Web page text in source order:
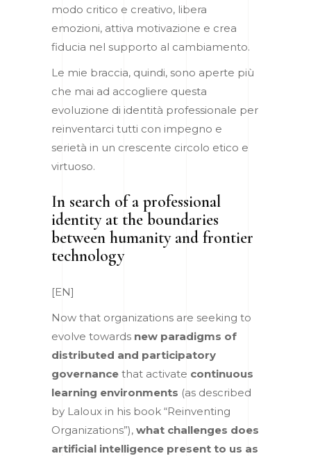
modo critico e creativo, libera
emozioni, attiva motivazione e crea
fiducia nel supporto al cambiamento.
Le mie braccia, quindi, sono aperte più
che mai ad accogliere questa
evoluzione di identità professionale per
reinventarci tutti con impegno e
serietà in un crescente circolo etico e
virtuoso.
In search of a professional
identity at the boundaries
between humanity and frontier
technology
[EN]
Now that organizations are seeking to
evolve towards new paradigms of
distributed and participatory
governance that activate continuous
learning environments (as described
by Laloux in his book “Reinventing
Organizations”), what challenges does
artificial intelligence present to us as